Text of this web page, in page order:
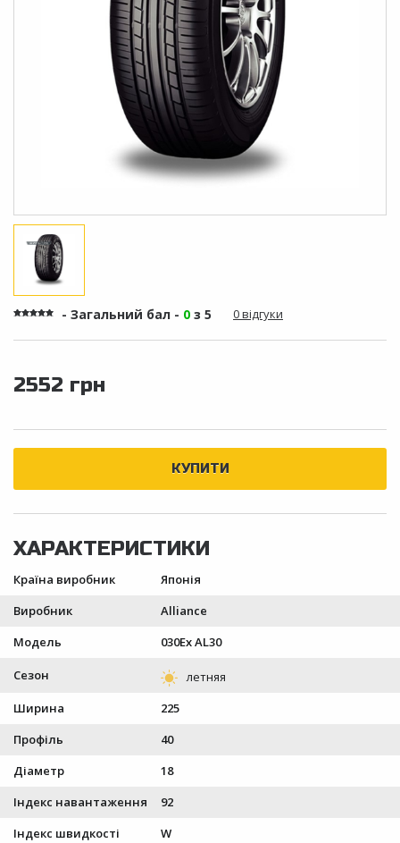
- Загальний бал - 0 з 5 0 відгуки
2552 грн
Країна виробник
Японія
Виробник
Alliance
Модель
030Ex AL30
Сезон
Ширина
225
Профіль
40
Діаметр
18
Індекс навантаження
92
Індекс швидкості
W